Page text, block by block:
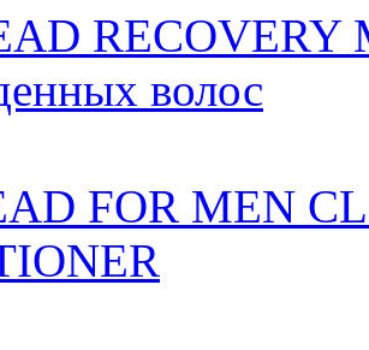
RECOVERY
волос
FOR MEN